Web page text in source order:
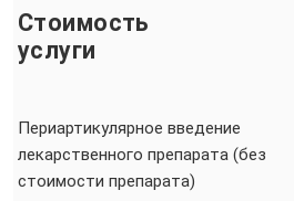
Стоимость
услуги
Периартикулярное введение
лекарственного препарата (без
стоимости препарата)